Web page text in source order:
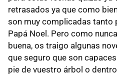
retrasados ya que como
son muy complicadas tanto
Papá Noel. Pero como
buena, os traigo algunas
que seguro que son
pie de vuestro árbol o